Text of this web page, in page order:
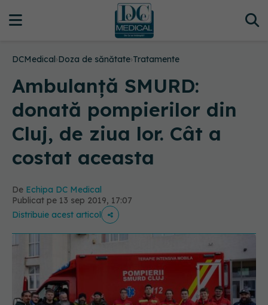
DCMedical›Doza de sănătate›Tratamente
Ambulanță SMURD:
donată pompierilor din
Cluj, de ziua lor. Cât a
costat aceasta
De Echipa DC Medical
Publicat pe 13 sep 2019, 17:07
Distribuie acest articol